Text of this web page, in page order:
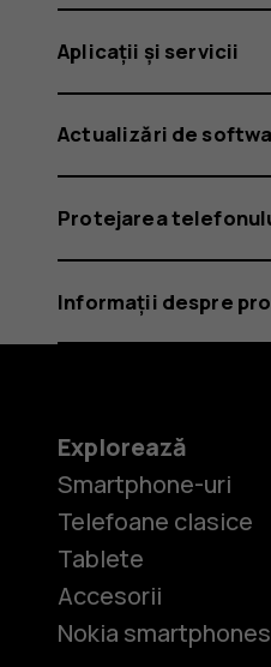
Aplicații și servicii
Actualizări de
Protejarea
Informații despre
Explorează
Smartphone-uri
Telefoane clasice
Tablete
Accesorii
Nokia